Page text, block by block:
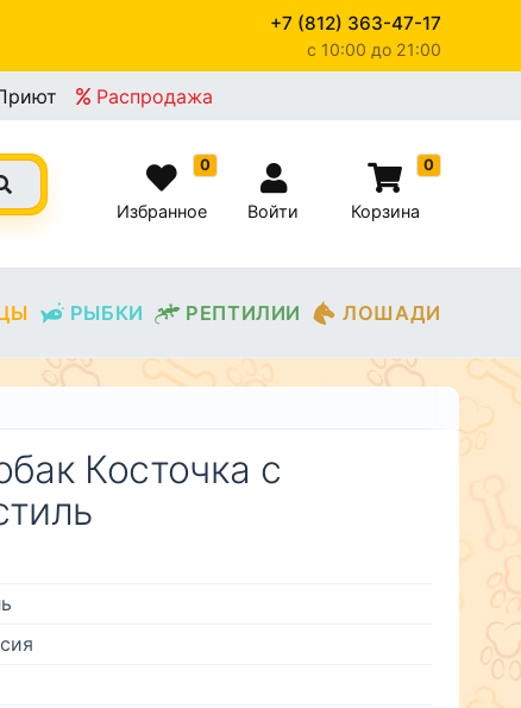
+7 (812) 363-47-17
c 10:00 до 21:00
Распродажа
0
Избранное Войти
0
Корзина
РЫБКИ РЕПТИЛИИ ЛОШАДИ
Косточка с